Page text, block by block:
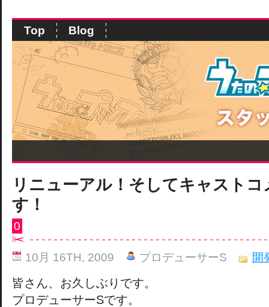
Top Blog
リニューアル！そしてキャストコ
す！
0
10月 16TH, 2009 プロデューサーS 開
皆さん、お久しぶりです。
プロデューサーSです。